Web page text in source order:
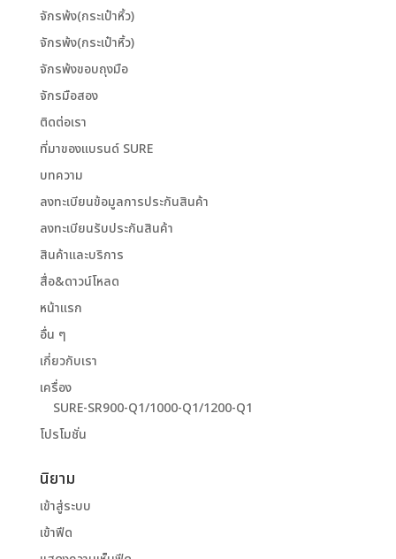
จักรพ้ง(กระเป๋าหิ้ว)
จักรพ้ง(กระเป๋าหิ้ว)
จักรพ้งขอบถุงมือ
จักรมือสอง
ติดต่อเรา
ที่มาของแบรนด์ SURE
บทความ
ลงทะเบียนข้อมูลการประกันสินค้า
ลงทะเบียนรับประกันสินค้า
สินค้าและบริการ
สื่อ&ดาวน์โหลด
หน้าแรก
อื่น ๆ
เกี่ยวกับเรา
เครื่อง
SURE-SR900-Q1/1000-Q1/1200-Q1
โปรโมชั่น
นิยาม
เข้าสู่ระบบ
เข้าฟีด